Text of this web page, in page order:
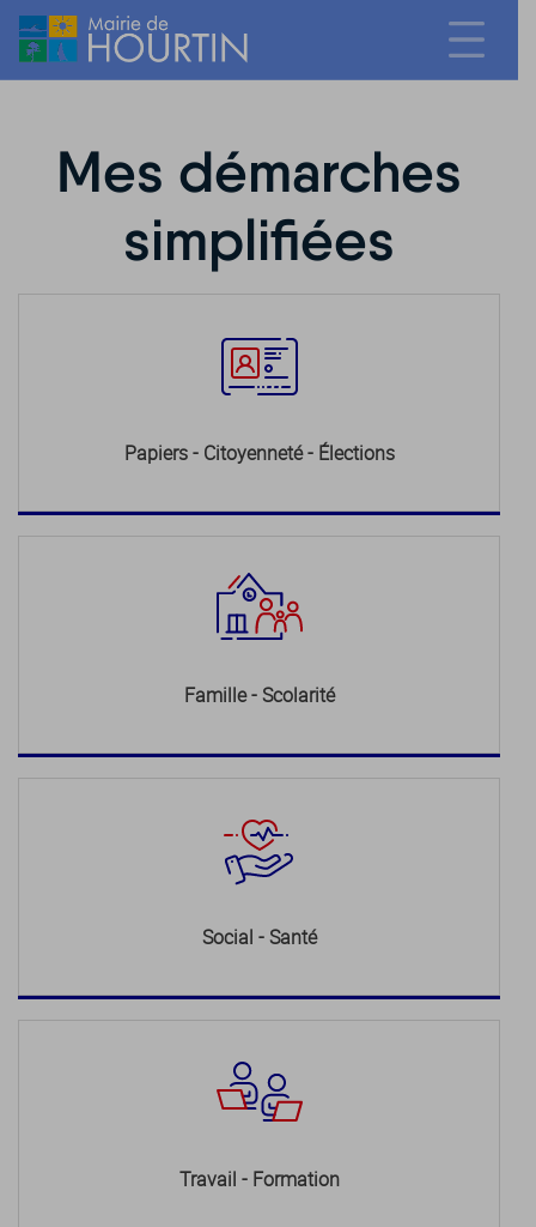
Mes démarches
simplifiées
Papiers - Citoyenneté - Élections
Famille - Scolarité
Social - Santé
Travail - Formation